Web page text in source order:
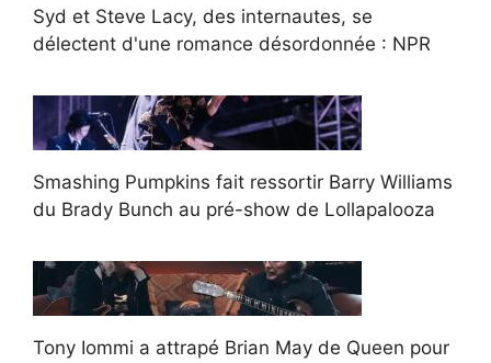
Syd et Steve Lacy, des internautes, se
délectent d'une romance désordonnée : NPR
Smashing Pumpkins fait ressortir Barry Williams
du Brady Bunch au pré-show de Lollapalooza
Tony Iommi a attrapé Brian May de Queen pour